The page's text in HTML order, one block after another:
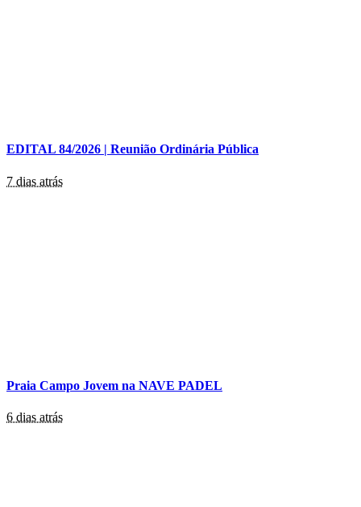
EDITAL 84/2026 | Reunião Ordinária Pública
7 dias atrás
Praia Campo Jovem na NAVE PADEL
6 dias atrás